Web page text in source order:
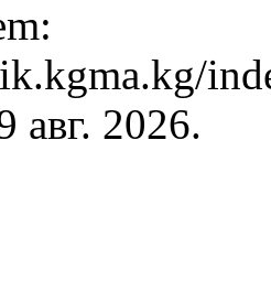
авг. 2026.